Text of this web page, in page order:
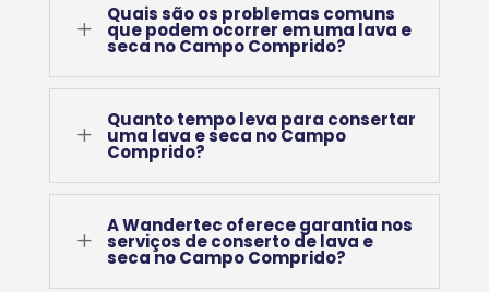
L
Quais são os problemas comuns
que podem ocorrer em uma lava e
seca no Campo Comprido?
L
Quanto tempo leva para consertar
uma lava e seca no Campo
Comprido?
L
A Wandertec oferece garantia nos
serviços de conserto de lava e
seca no Campo Comprido?